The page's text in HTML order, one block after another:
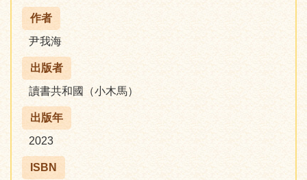
作者
尹我海
出版者
讀書共和國（小木馬）
出版年
2023
ISBN